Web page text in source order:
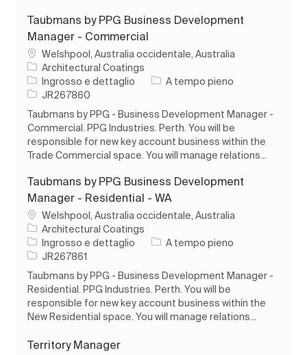
Taubmans by PPG Business Development
Manager - Commercial
Ubicazione
Welshpool, Australia occidentale, Australia
Architectural Coatings
Categoria
Ingrosso e dettaglio Tipo di lavoro
A tempo pieno
ID processo
JR267860
Taubmans by PPG - Business Development Manager -
Commercial. PPG Industries. Perth. You will be
responsible for new key account business within the
Trade Commercial space. You will manage relations...
Taubmans by PPG Business Development
Manager - Residential - WA
Ubicazione
Welshpool, Australia occidentale, Australia
Architectural Coatings
Categoria
Ingrosso e dettaglio Tipo di lavoro
A tempo pieno
ID processo
JR267861
Taubmans by PPG - Business Development Manager -
Residential. PPG Industries. Perth. You will be
responsible for new key account business within the
New Residential space. You will manage relations...
Territory Manager